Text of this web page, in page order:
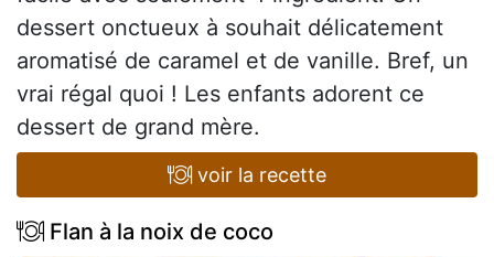
dessert onctueux à souhait délicatement
aromatisé de caramel et de vanille. Bref, un
vrai régal quoi ! Les enfants adorent ce
dessert de grand mère.
voir la recette
Flan à la noix de coco